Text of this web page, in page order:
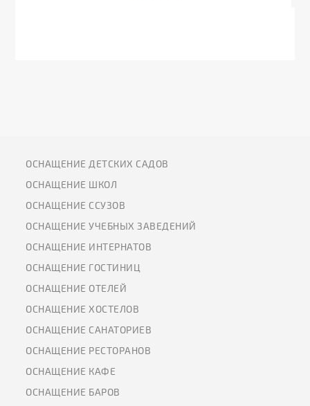
ОСНАЩЕНИЕ ДЕТСКИХ САДОВ
ОСНАЩЕНИЕ ШКОЛ
ОСНАЩЕНИЕ ССУЗОВ
ОСНАЩЕНИЕ УЧЕБНЫХ ЗАВЕДЕНИЙ
ОСНАЩЕНИЕ ИНТЕРНАТОВ
ОСНАЩЕНИЕ ГОСТИНИЦ
ОСНАЩЕНИЕ ОТЕЛЕЙ
ОСНАЩЕНИЕ ХОСТЕЛОВ
ОСНАЩЕНИЕ САНАТОРИЕВ
ОСНАЩЕНИЕ РЕСТОРАНОВ
ОСНАЩЕНИЕ КАФЕ
ОСНАЩЕНИЕ БАРОВ